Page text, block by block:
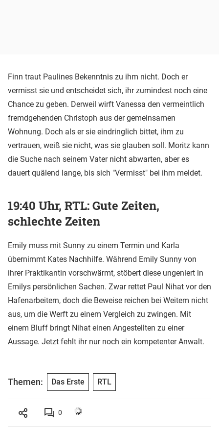
Finn traut Paulines Bekenntnis zu ihm nicht. Doch er
vermisst sie und entscheidet sich, ihr zumindest noch eine
Chance zu geben. Derweil wirft Vanessa den vermeintlich
fremdgehenden Christoph aus der gemeinsamen
Wohnung. Doch als er sie eindringlich bittet, ihm zu
vertrauen, weiß sie nicht, was sie glauben soll. Moritz kann
die Suche nach seinem Vater nicht abwarten, aber es
dauert quälend lange, bis sich "Vermisst" bei ihm meldet.
19:40 Uhr, RTL: Gute Zeiten,
schlechte Zeiten
Emily muss mit Sunny zu einem Termin und Karla
übernimmt Kates Nachhilfe. Während Emily Sunny von
ihrer Praktikantin vorschwärmt, stöbert diese ungeniert in
Emilys persönlichen Sachen. Zwar rettet Paul Nihat vor den
Hafenarbeitern, doch die Beweise reichen bei Weitem nicht
aus, um die Werft zu einem Vergleich zu zwingen. Mit
einem Bluff bringt Nihat einen Angestellten zu einer
Aussage. Jetzt fehlt ihr nur noch ein kompetenter Anwalt.
Themen: Das Erste RTL
0